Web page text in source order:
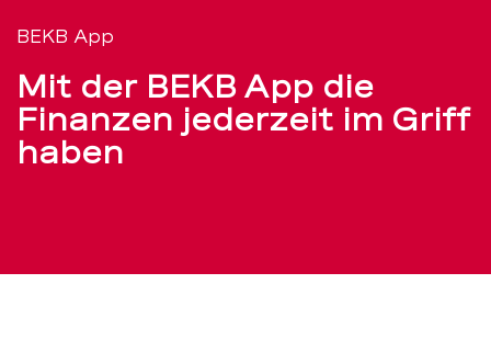
BEKB
App
für
mobiles
–
BEKB App
Mit der BEKB App die
Finanzen jederzeit im Griff
haben